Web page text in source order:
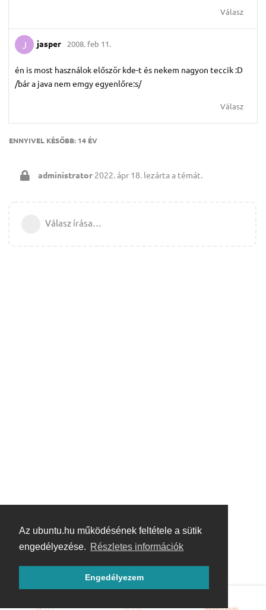
Az ubuntu.hu működésének feltétele a sütik
engedélyezése. Részletes információk
Engedélyezem
Válasz
J jasper 2008. feb 11.
én is most használok először kde-t és nekem nagyon teccik :D
/bár a java nem emgy egyenlőre:s/
Válasz
ENNYIVEL KÉSŐBB: 14 ÉV
administrator 2022. ápr 18. lezárta a témát.
Válasz írása…
Bejelentkezés